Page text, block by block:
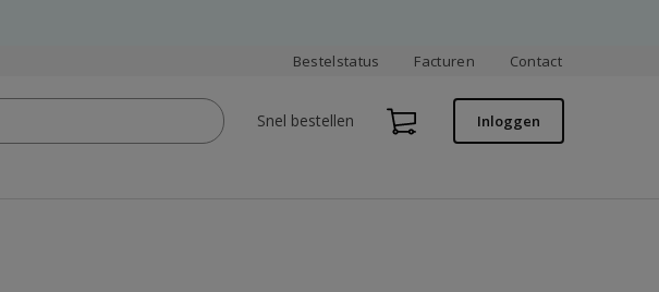
Bestelstatus Facturen Contact
Snel bestellen Inloggen